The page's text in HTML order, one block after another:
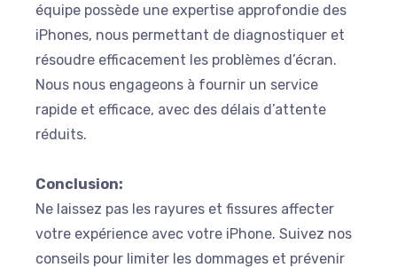
équipe possède une expertise approfondie des
iPhones, nous permettant de diagnostiquer et
résoudre efficacement les problèmes d’écran.
Nous nous engageons à fournir un service
rapide et efficace, avec des délais d’attente
réduits.
Conclusion:
Ne laissez pas les rayures et fissures affecter
votre expérience avec votre iPhone. Suivez nos
conseils pour limiter les dommages et prévenir